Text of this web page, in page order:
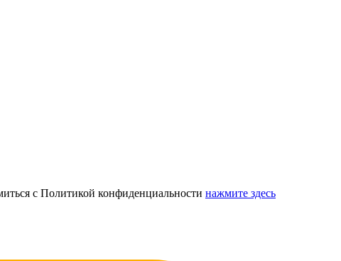
с Политикой конфиденциальности нажмите здесь